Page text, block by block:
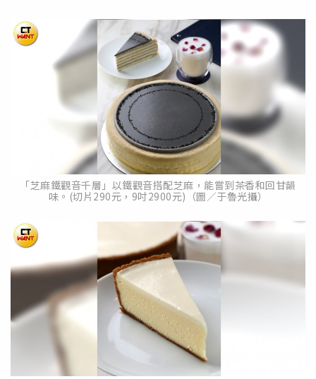
「芝麻鐵觀音千層」以鐵觀音搭配芝麻，能嘗到茶香和回甘韻
味。(切片290元，9吋2900元)（圖／于魯光攝）